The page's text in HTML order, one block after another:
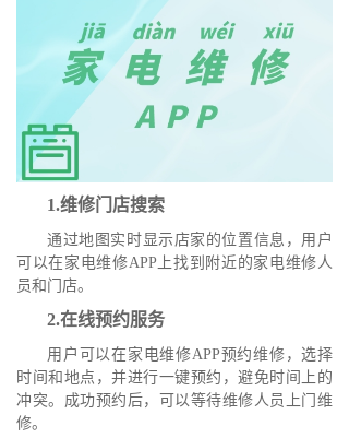
1.维修门店搜索
通过地图实时显示店家的位置信息，用户
可以在家电维修APP上找到附近的家电维修人
员和门店。
2.在线预约服务
用户可以在家电维修APP预约维修，选择
时间和地点，并进行一键预约，避免时间上的
冲突。成功预约后，可以等待维修人员上门维
修。